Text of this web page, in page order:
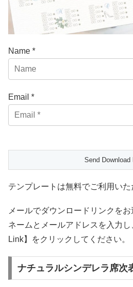
Name *
Email *
テンプレートは無料でご利用いた
メールでダウンロードリンクを
ネームとメールアドレスを入力
Link】をクリックしてください。
ナチュラルシンデレラ席次